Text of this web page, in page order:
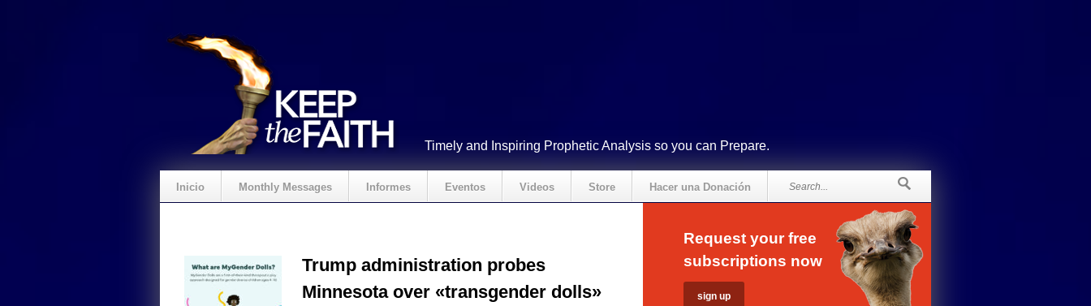
Timely and Inspiring Prophetic Analysis so you can Prepare.
Inicio Monthly Messages Informes Eventos Videos Store Hacer una Donación
Trump administration probes
Minnesota over «transgender dolls»
Request your free
subscriptions now